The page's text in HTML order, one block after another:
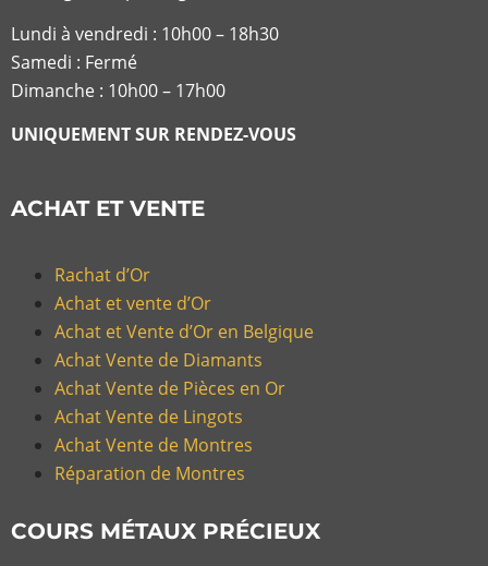
Lundi à vendredi : 10h00 – 18h30
Samedi : Fermé
Dimanche : 10h00 – 17h00
UNIQUEMENT SUR RENDEZ-VOUS
ACHAT ET VENTE
Rachat d’Or
Achat et vente d’Or
Achat et Vente d’Or en Belgique
Achat Vente de Diamants
Achat Vente de Pièces en Or
Achat Vente de Lingots
Achat Vente de Montres
Réparation de Montres
COURS MÉTAUX PRÉCIEUX